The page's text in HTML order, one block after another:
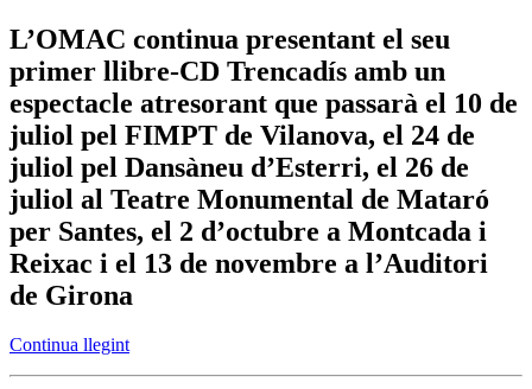
L’OMAC continua presentant el seu
primer llibre-CD Trencadís amb un
espectacle atresorant que passarà el 10 de
juliol pel FIMPT de Vilanova, el 24 de
juliol pel Dansàneu d’Esterri, el 26 de
juliol al Teatre Monumental de Mataró
per Santes, el 2 d’octubre a Montcada i
Reixac i el 13 de novembre a l’Auditori
de Girona
Continua llegint